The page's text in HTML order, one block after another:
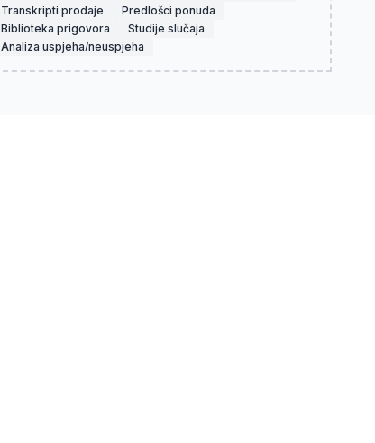
Transkripti prodaje
Predlošci ponuda
Biblioteka prigovora
Studije slučaja
Analiza uspjeha/neuspjeha